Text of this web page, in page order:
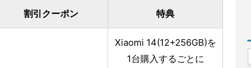
割引クーポン 特典
Xiaomi 14(12+256GB)を
1台購入するごとに